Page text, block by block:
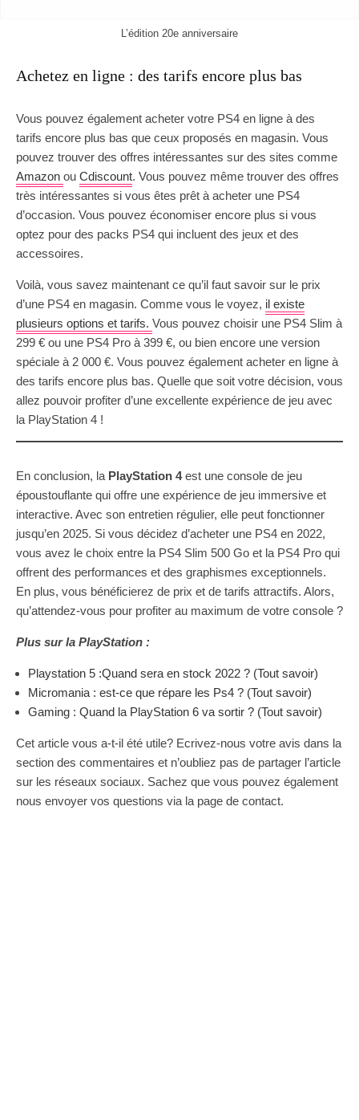
L’édition 20e anniversaire
Achetez en ligne : des tarifs encore plus bas
Vous pouvez également acheter votre PS4 en ligne à des
tarifs encore plus bas que ceux proposés en magasin. Vous
pouvez trouver des offres intéressantes sur des sites comme
Amazon ou Cdiscount. Vous pouvez même trouver des offres
très intéressantes si vous êtes prêt à acheter une PS4
d’occasion. Vous pouvez économiser encore plus si vous
optez pour des packs PS4 qui incluent des jeux et des
accessoires.
Voilà, vous savez maintenant ce qu’il faut savoir sur le prix
d’une PS4 en magasin. Comme vous le voyez, il existe
plusieurs options et tarifs. Vous pouvez choisir une PS4 Slim à
299 € ou une PS4 Pro à 399 €, ou bien encore une version
spéciale à 2 000 €. Vous pouvez également acheter en ligne à
des tarifs encore plus bas. Quelle que soit votre décision, vous
allez pouvoir profiter d’une excellente expérience de jeu avec
la PlayStation 4 !
En conclusion, la PlayStation 4est une console de jeu
époustouflante qui offre une expérience de jeu immersive et
interactive. Avec son entretien régulier, elle peut fonctionner
jusqu’en 2025. Si vous décidez d’acheter une PS4 en 2022,
vous avez le choix entre la PS4 Slim 500 Go et la PS4 Pro qui
offrent des performances et des graphismes exceptionnels.
En plus, vous bénéficierez de prix et de tarifs attractifs. Alors,
qu’attendez-vous pour profiter au maximum de votre console ?
Plus sur la PlayStation :
Playstation 5 :Quand sera en stock 2022 ? (Tout savoir)
Micromania : est-ce que répare les Ps4 ? (Tout savoir)
Gaming : Quand la PlayStation 6 va sortir ? (Tout savoir)
Cet article vous a-t-il été utile? Ecrivez-nous votre avis dans la
section des commentaires et n’oubliez pas de partager l’article
sur les réseaux sociaux. Sachez que vous pouvez également
nous envoyer vos questions via la page de contact.